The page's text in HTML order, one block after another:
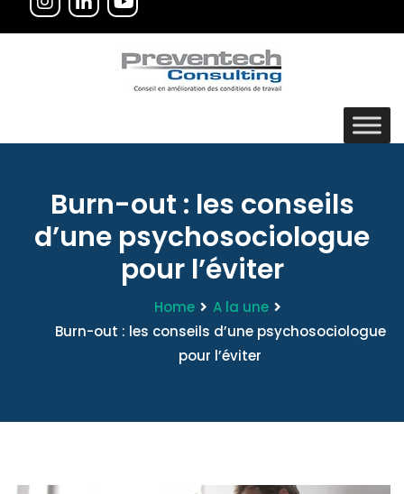
Burn-out : les conseils
d’une psychosociologue
pour l’éviter
Home
A la une
Burn-out : les conseils d’une psychosociologue
pour l’éviter